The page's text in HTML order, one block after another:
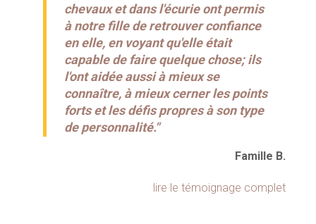
chevaux et dans l'écurie ont permis
à notre fille de retrouver confiance
en elle, en voyant qu'elle était
capable de faire quelque chose; ils
l'ont aidée aussi à mieux se
connaître, à mieux cerner les points
forts et les défis propres à son type
de personnalité."
Famille B.
lire le témoignage complet